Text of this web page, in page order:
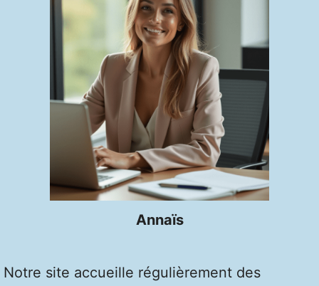
Annaïs
Notre site accueille régulièrement des